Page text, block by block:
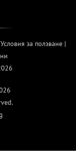
Условия за ползване|